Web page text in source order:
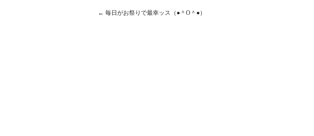
← 毎日がお祭りで最幸ッス（●＾O＾●）